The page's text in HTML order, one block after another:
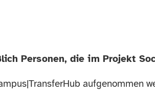
Personen, die im Projekt
aufgenommen